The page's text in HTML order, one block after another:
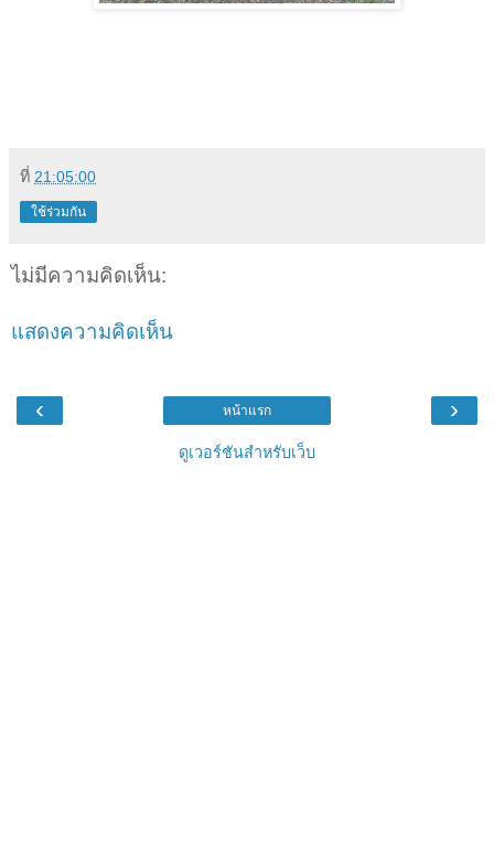
ที่ 21:05:00
ใช้ร่วมกัน
ไม่มีความคิดเห็น:
แสดงความคิดเห็น
‹ ›
หน้าแรก
ดูเวอร์ชันสำหรับเว็บ